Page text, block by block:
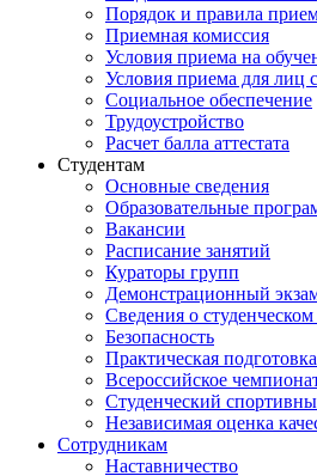
Порядок и правила
Приемная комиссия
Условия приема на
Условия приема для
Социальное обеспечение
Трудоустройство
Расчет балла аттестата
Студентам
Основные сведения
Образовательные
Вакансии
Расписание занятий
Кураторы групп
Демонстрационный
Сведения о
Безопасность
Практическая
Всероссийское
Студенческий
Независимая оценка
Сотрудникам
Наставничество